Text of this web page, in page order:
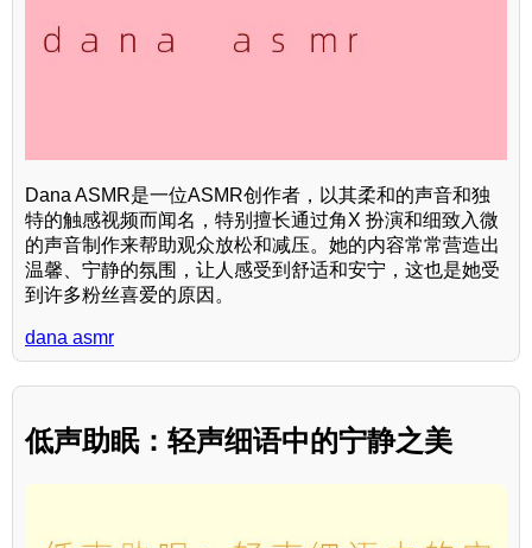
Dana ASMR是一位ASMR创作者，以其柔和的声音和独
特的触感视频而闻名，特别擅长通过角X 扮演和细致入微
的声音制作来帮助观众放松和减压。她的内容常常营造出
温馨、宁静的氛围，让人感受到舒适和安宁，这也是她受
到许多粉丝喜爱的原因。
dana asmr
低声助眠：轻声细语中的宁静之美